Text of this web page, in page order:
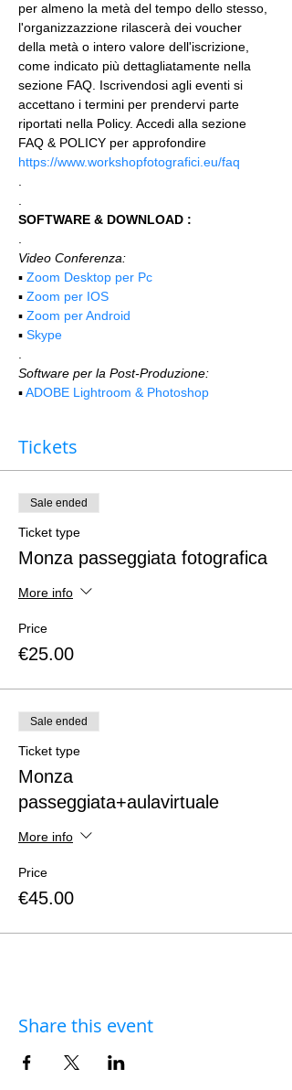
per almeno la metà del tempo dello stesso,
l'organizzazzione rilascerà dei voucher
della metà o intero valore dell'iscrizione,
come indicato più dettagliatamente nella
sezione FAQ. Iscrivendosi agli eventi si
accettano i termini per prendervi parte
riportati nella Policy. Accedi alla sezione
FAQ & POLICY per approfondire
https://www.workshopfotografici.eu/faq
SOFTWARE & DOWNLOAD :
Video Conferenza:
▪️ Zoom Desktop per Pc
▪️ Zoom per IOS
▪️ Zoom per Android
▪️ Skype
Software per la Post-Produzione:
▪️ ADOBE Lightroom & Photoshop
Tickets
Sale ended
Ticket type
Monza passeggiata fotografica
More info
Price
€25.00
Sale ended
Ticket type
Monza
passeggiata+aulavirtuale
More info
Price
€45.00
Share this event